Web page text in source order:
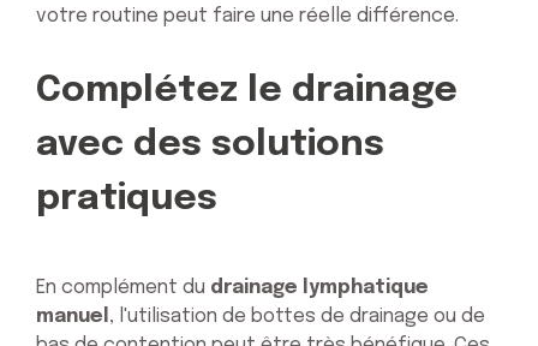
votre routine peut faire une réelle différence.
Complétez le drainage
avec des solutions
pratiques
En complément du drainage lymphatique
manuel , l'utilisation de bottes de drainage ou de